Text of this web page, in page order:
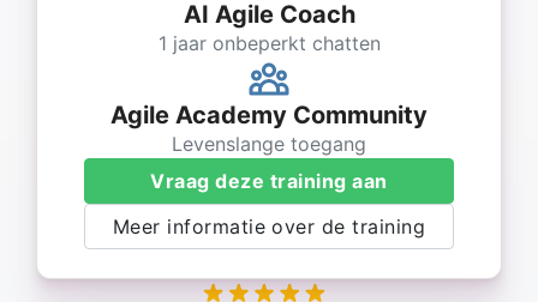
AI Agile Coach
1 jaar onbeperkt chatten
Agile Academy Community
Levenslange toegang
Vraag deze training aan
Meer informatie over de training